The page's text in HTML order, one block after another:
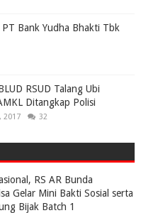
Bank Yudha Bhakti Tbk
RSUD Talang Ubi
Ditangkap Polisi
2017 32
RS AR Bunda
Gelar Mini Bakti Sosial serta
Bijak Batch 1